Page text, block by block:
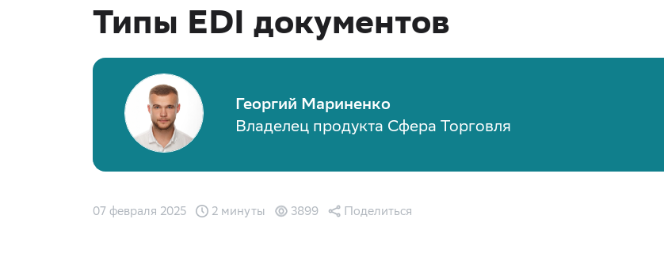
Типы EDI документов
Георгий Мариненко
Владелец продукта Сфера Торговля
07 февраля 2025 2 минуты 3899 Поделиться